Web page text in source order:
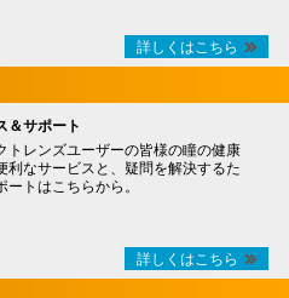
詳しくはこちら
＆サポート
トレンズユーザーの皆様の瞳の健康
利なサービスと、疑問を解決するた
ートはこちらから。
詳しくはこちら